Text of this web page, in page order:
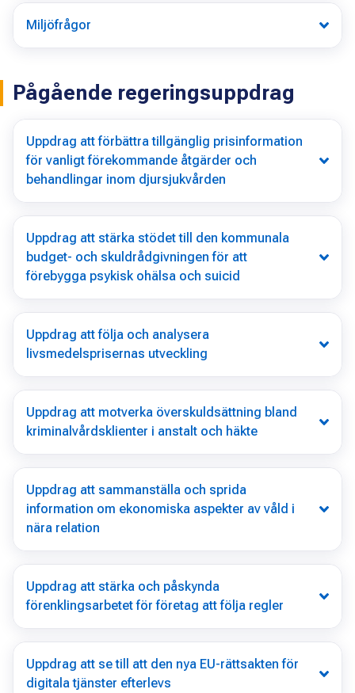
Miljöfrågor
Pågående regeringsuppdrag
Uppdrag att förbättra tillgänglig prisinformation
för vanligt förekommande åtgärder och
behandlingar inom djursjukvården
Uppdrag att stärka stödet till den kommunala
budget- och skuldrådgivningen för att
förebygga psykisk ohälsa och suicid
Uppdrag att följa och analysera
livsmedelsprisernas utveckling
Uppdrag att motverka överskuldsättning bland
kriminalvårdsklienter i anstalt och häkte
Uppdrag att sammanställa och sprida
information om ekonomiska aspekter av våld i
nära relation
Uppdrag att stärka och påskynda
förenklingsarbetet för företag att följa regler
Uppdrag att se till att den nya EU-rättsakten för
digitala tjänster efterlevs